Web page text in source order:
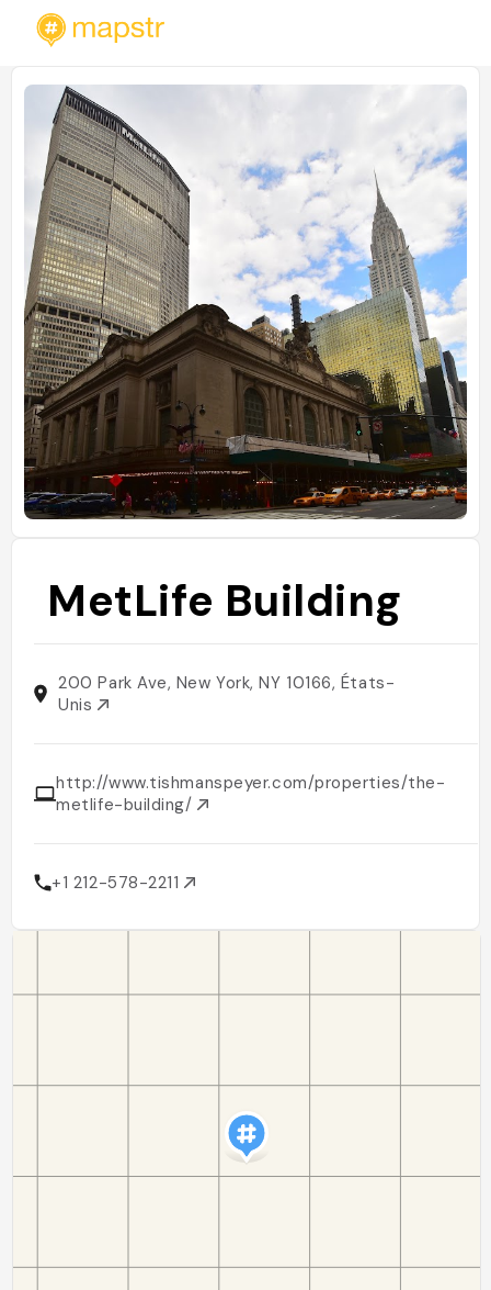
MetLife Building
200 Park Ave, New York, NY 10166, États-
Unis
http://www.tishmanspeyer.com/properties/the-
metlife-building/
+1 212-578-2211